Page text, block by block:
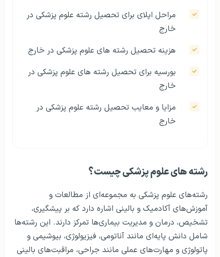
مراحل اپلای برای تحصیل رشته علوم پزشکی در
خارج
هزینه تحصیل رشته های علوم پزشکی در خارج
بورسیه برای تحصیل رشته های علوم پزشکی در
خارج
مزایا و معایب تحصیل رشته علوم پزشکی در
خارج
رشته های علوم پزشکی چیست؟
رشته‌های علوم پزشکی به مجموعه‌ای از مطالعات و
آموزش‌های آکادمیک و بالینی اشاره دارد که بر پیشگیری،
تشخیص، درمان و مدیریت بیماری‌ها تمرکز دارند. این رشته‌ها
شامل دانش پایه‌ای مانند آناتومی، فیزیولوژی، بیوشیمی و
پاتولوژی و مهارت‌های عملی مانند جراحی، مراقبت‌های بالینی